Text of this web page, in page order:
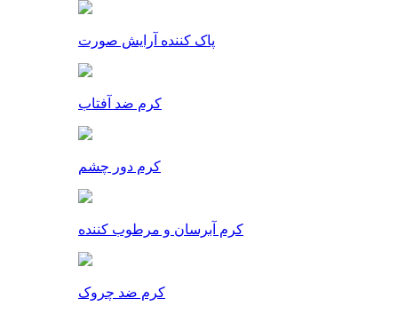
پاک کننده آرایش صورت
کرم ضد آفتاب
کرم دور چشم
کرم آبرسان و مرطوب کننده
کرم ضد چروک